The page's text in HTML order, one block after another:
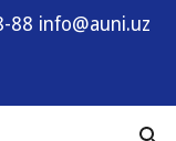
88 info@auni.uz